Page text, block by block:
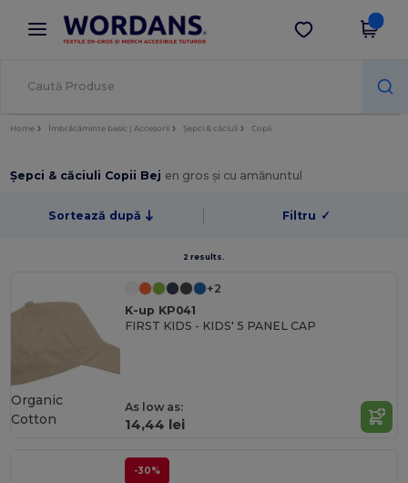
× Aplicația Wordans
Prețuri mai bune în aplicație!
Descarcă app
Home Îmbrăcăminte basic | Accesorii Șepci & căciuli Copii
Șepci & căciuli Copii Bej en gros și cu amănuntul
Sortează după Filtru ✓
2 results.
+2
K-up KP041
FIRST KIDS - KIDS' 5 PANEL CAP
As low as:
14,44 lei
Organic
Cotton
-30%